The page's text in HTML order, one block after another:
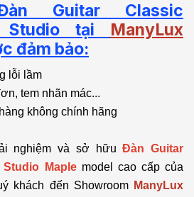
Guitar Classic
Studio tại ManyLux
đảm bảo:
lỗi lầm
tem nhãn mác...
không chính hãng
nghiệm và sở hữu Đàn Guitar
Maple model cao cấp của
khách đến Showroom ManyLux